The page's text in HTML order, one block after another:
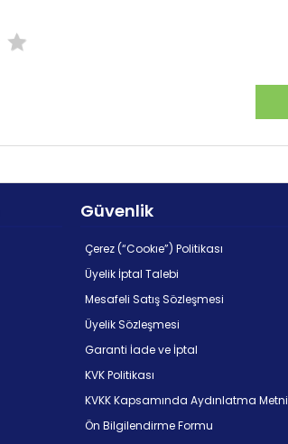
Güvenlik
Çerez (“Cookıe”) Politikası
Üyelik İptal Talebi
Mesafeli Satış Sözleşmesi
Üyelik Sözleşmesi
Garanti İade ve İptal
KVK Politikası
KVKK Kapsamında Aydınlatma Metni
Ön Bilgilendirme Formu